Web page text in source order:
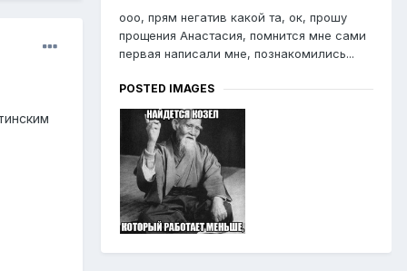
ооо, прям негатив какой та, ок, прошу
прощения Анастасия, помнится мне сами
первая написали мне, познакомились...
POSTED IMAGES